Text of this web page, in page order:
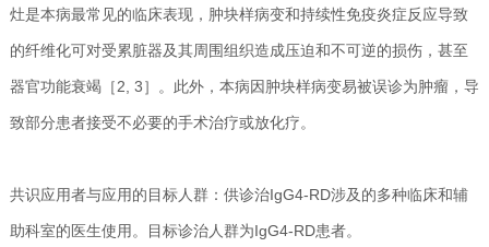
灶是本病最常见的临床表现，肿块样病变和持续性免疫炎症反应导致
的纤维化可对受累脏器及其周围组织造成压迫和不可逆的损伤，甚至
器官功能衰竭［2, 3］。此外，本病因肿块样病变易被误诊为肿瘤，导
致部分患者接受不必要的手术治疗或放化疗。
共识应用者与应用的目标人群：供诊治IgG4-RD涉及的多种临床和辅
助科室的医生使用。目标诊治人群为IgG4-RD患者。